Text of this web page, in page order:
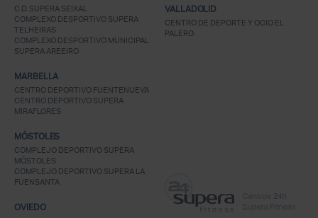
C.D. SUPERA SEIXAL
COMPLEXO DESPORTIVO SUPERA
TELHEIRAS
COMPLEXO DESPORTIVO MUNICIPAL
SUPERA AREEIRO
MARBELLA
CENTRO DEPORTIVO FUENTENUEVA
CENTRO DEPORTIVO SUPERA
MIRAFLORES
MÓSTOLES
COMPLEJO DEPORTIVO SUPERA
MÓSTOLES
COMPLEJO DEPORTIVO SUPERA LA
FUENSANTA
OVIEDO
VALLADOLID
CENTRO DE DEPORTE Y OCIO EL
PALERO